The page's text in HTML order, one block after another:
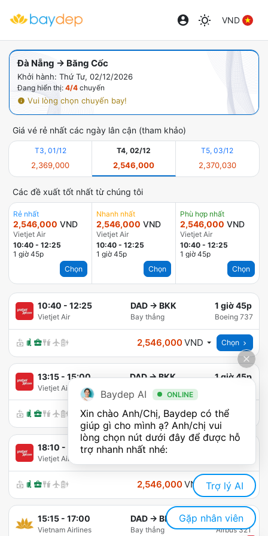
VND
Đà Nẵng → Băng Cốc
Khởi hành: Thứ Tư, 02/12/2026
Đang hiển thị: 4/4 chuyến
Vui lòng chọn chuyến bay!
Giá vé rẻ nhất các ngày lân cận (tham khảo)
T3, 01/12
2,369,000
T4, 02/12
2,546,000
T5, 03/12
2,370,030
Các đề xuất tốt nhất từ chúng tôi
Rẻ nhất
2,546,000 VND
Vietjet Air
10:40 - 12:25
1 giờ 45p
Chọn
Nhanh nhất
2,546,000 VND
Vietjet Air
10:40 -12:25
1 giờ 45p
Chọn
Phù hợp nhất
2,546,000 VND
Vietjet Air
10:40- 12:25
1 giờ 45p
Chọn
10:40 - 12:25
Vietjet Air
DAD → BKK
Bay thẳng
1 giờ 45p
Boeing 737
2,546,000VND Chọn
13:15- 15:00
Vietjet Air
DAD→BKK
Bay thẳng
1 giờ 45p
2,546,000VND Chọn
18:10 - 19:55
Vietjet Air
DAD →BKK
2,546,000VND Chọn
15:15- 17:00
Vietnam Airlines
DAD → BKK
Bay thẳng
1 giờ 45p
Airbus 321
Baydep AI ONLINE
Xin chào Anh/Chị, Baydep có thể
giúp gì cho mình ạ? Anh/chị vui
lòng chọn nút dưới đây để được hỗ
trợ nhanh nhất nhé:
Trợ lý AI
Gặp nhân viên